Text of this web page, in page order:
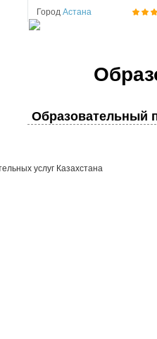
Город Астана
Образовательный
услуг Казахстана